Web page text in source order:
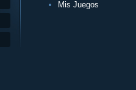
Mis Juegos